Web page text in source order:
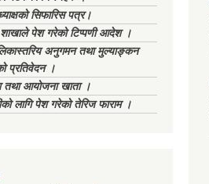
सिफारिस पत्र।
शाखाले पेश गरेको टिप्पणी आदेश ।
अनुगमन तथा मुल्याङ्कन
प्रतिवेदन ।
तथा आयोजना खाता ।
लागि पेश गरेको तेरिज फाराम ।